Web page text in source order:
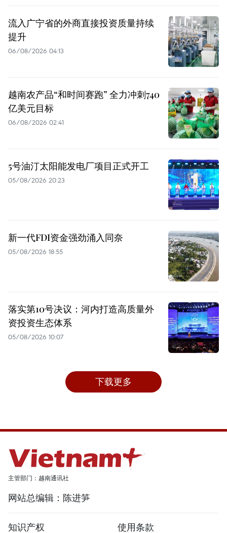
流入广宁省的外商直接投资质量持续
提升
06/08/2026 04:13
越南农产品“和时间赛跑” 全力冲刺740
亿美元目标
06/08/2026 02:41
5号油汀太阳能发电厂项目正式开工
05/08/2026 20:23
新一代FDI资金强劲涌入同奈
05/08/2026 18:55
落实第10号决议：河内打造高质量外
资投资生态体系
05/08/2026 10:07
下载更多
主管部门：越南通讯社
网站总编辑：陈进笋
知识产权 使用条款